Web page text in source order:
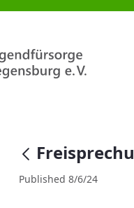
an der
null
Published 8/6/24